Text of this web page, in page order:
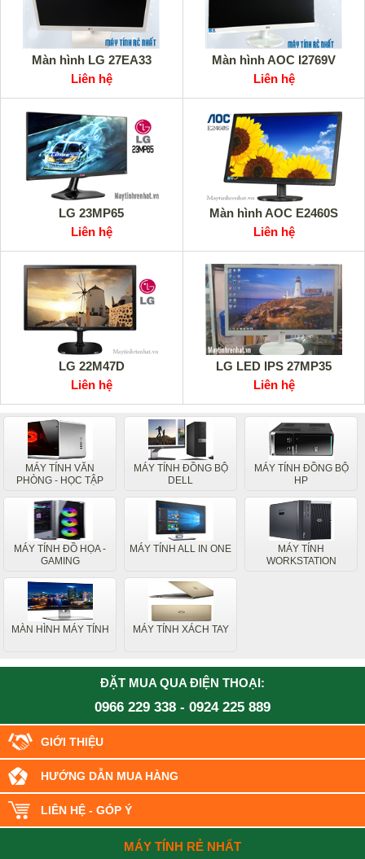
Màn hình LG 27EA33
Liên hệ
Màn hình AOC I2769V
Liên hệ
LG 23MP65
Liên hệ
Màn hình AOC E2460S
Liên hệ
LG 22M47D
Liên hệ
LG LED IPS 27MP35
Liên hệ
MÁY TÍNH VĂN
PHÒNG - HỌC TẬP
MÁY TÍNH ĐỒNG BỘ
DELL
MÁY TÍNH ĐỒNG BỘ
HP
MÁY TÍNH ĐỒ HỌA -
GAMING
MÁY TÍNH ALL IN ONE
MÁY TÍNH
WORKSTATION
MÀN HÌNH MÁY TÍNH MÁY TÍNH XÁCH TAY
ĐẶT MUA QUA ĐIỆN THOẠI:
0966 229 338 - 0924 225 889
GIỚI THIỆU
HƯỚNG DẪN MUA HÀNG
LIÊN HỆ - GÓP Ý
MÁY TÍNH RẺ NHẤT